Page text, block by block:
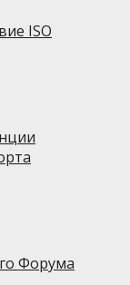
ISO
Форума